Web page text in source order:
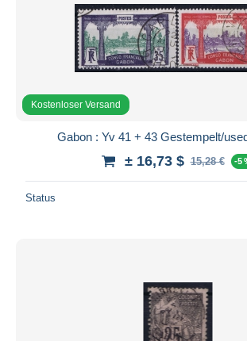
Kostenloser Versand
Gabon : Yv 41 + 43 Gestempelt/
± 16,73 $ 15,28 € -5
Status